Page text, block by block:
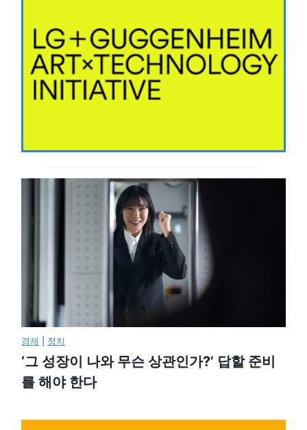
경제 정치
‘그 성장이 나와 무슨 상관인가?’ 답할 준비
를 해야 한다